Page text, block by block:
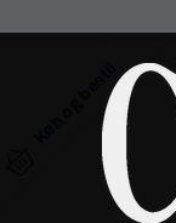
Køb og bestil